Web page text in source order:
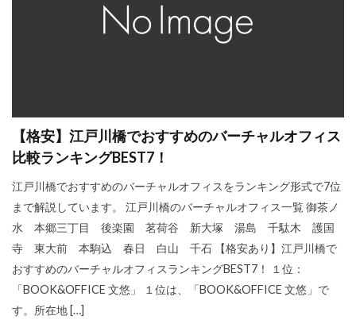
【格安】江戸川橋でおすすめのバーチャルオフィス
比較ランキングBEST7！
江戸川橋でおすすめのバーチャルオフィスをランキング形式で7位
まで解説しています。 江戸川橋のバーチャルオフィス一覧 御茶ノ
水 本郷三丁目 後楽園 茗荷谷 新大塚 湯島 千駄木 護国
寺 東大前 本駒込 春日 白山 千石 【格安あり】江戸川橋で
おすすめのバーチャルオフィスランキングBEST7！ １位：
「BOOK&OFFICE 文悠」 １位は、「BOOK&OFFICE 文悠」で
す。所在地 […]